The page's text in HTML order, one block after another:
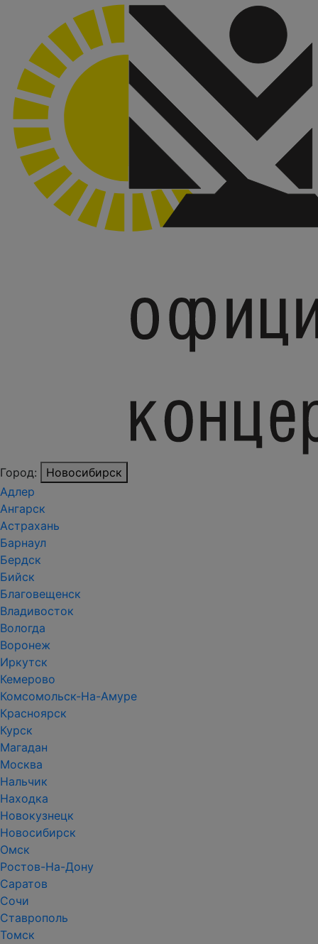
Город:
Новосибирск
Адлер
Ангарск
Астрахань
Барнаул
Бердск
Бийск
Благовещенск
Владивосток
Вологда
Воронеж
Иркутск
Кемерово
Комсомольск-На-Амуре
Красноярск
Курск
Магадан
Москва
Нальчик
Находка
Новокузнецк
Новосибирск
Омск
Ростов-На-Дону
Саратов
Сочи
Ставрополь
Томск